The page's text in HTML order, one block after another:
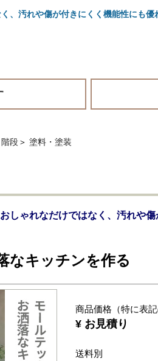
汚れや傷が付きにくく機能性にも優
段＞ 塗料・塗装
しゃれなだけではなく、汚れや
なキッチンを作る
商品価格（特に表
¥ お見積り
送料別